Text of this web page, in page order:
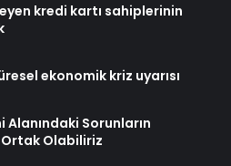
kredi kartı sahiplerinin
ekonomik kriz uyarısı
Alanındaki Sorunların
Ortak Olabiliriz